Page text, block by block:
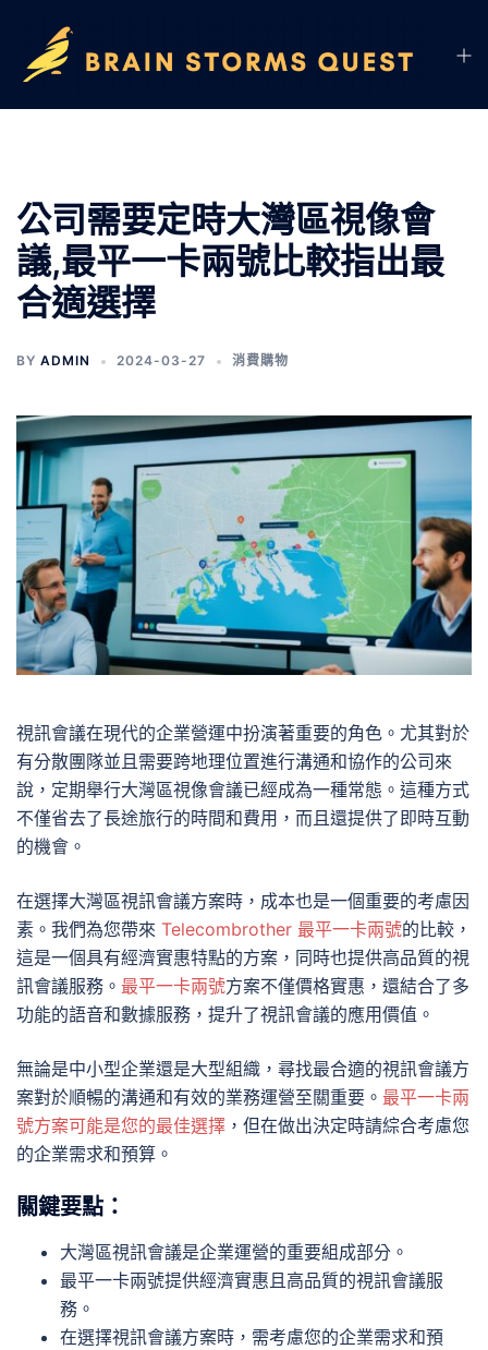
公司需要定時大灣區視像會
議,最平一卡兩號比較指出最
合適選擇
BY ADMIN 2024-03-27 消費購物
視訊會議在現代的企業營運中扮演著重要的角色。尤其對於
有分散團隊並且需要跨地理位置進行溝通和協作的公司來
說，定期舉行大灣區視像會議已經成為一種常態。這種方式
不僅省去了長途旅行的時間和費用，而且還提供了即時互動
的機會。
在選擇大灣區視訊會議方案時，成本也是一個重要的考慮因
素。我們為您帶來 Telecombrother 最平一卡兩號的比較，
這是一個具有經濟實惠特點的方案，同時也提供高品質的視
訊會議服務。 最平一卡兩號方案不僅價格實惠，還結合了多
功能的語音和數據服務，提升了視訊會議的應用價值。
無論是中小型企業還是大型組織，尋找最合適的視訊會議方
案對於順暢的溝通和有效的業務運營至關重要。 最平一卡兩
號方案可能是您的最佳選擇 ，但在做出決定時請綜合考慮您
的企業需求和預算。
關鍵要點：
大灣區視訊會議是企業運營的重要組成部分。
最平一卡兩號提供經濟實惠且高品質的視訊會議服
務。
在選擇視訊會議方案時，需考慮您的企業需求和預